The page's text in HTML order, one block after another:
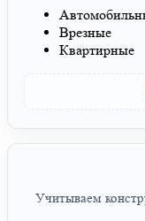
Врезные
Квартирные
Учитываем